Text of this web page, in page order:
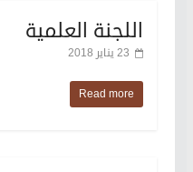
اللجنة العلمية
23 يناير 2018
Read more